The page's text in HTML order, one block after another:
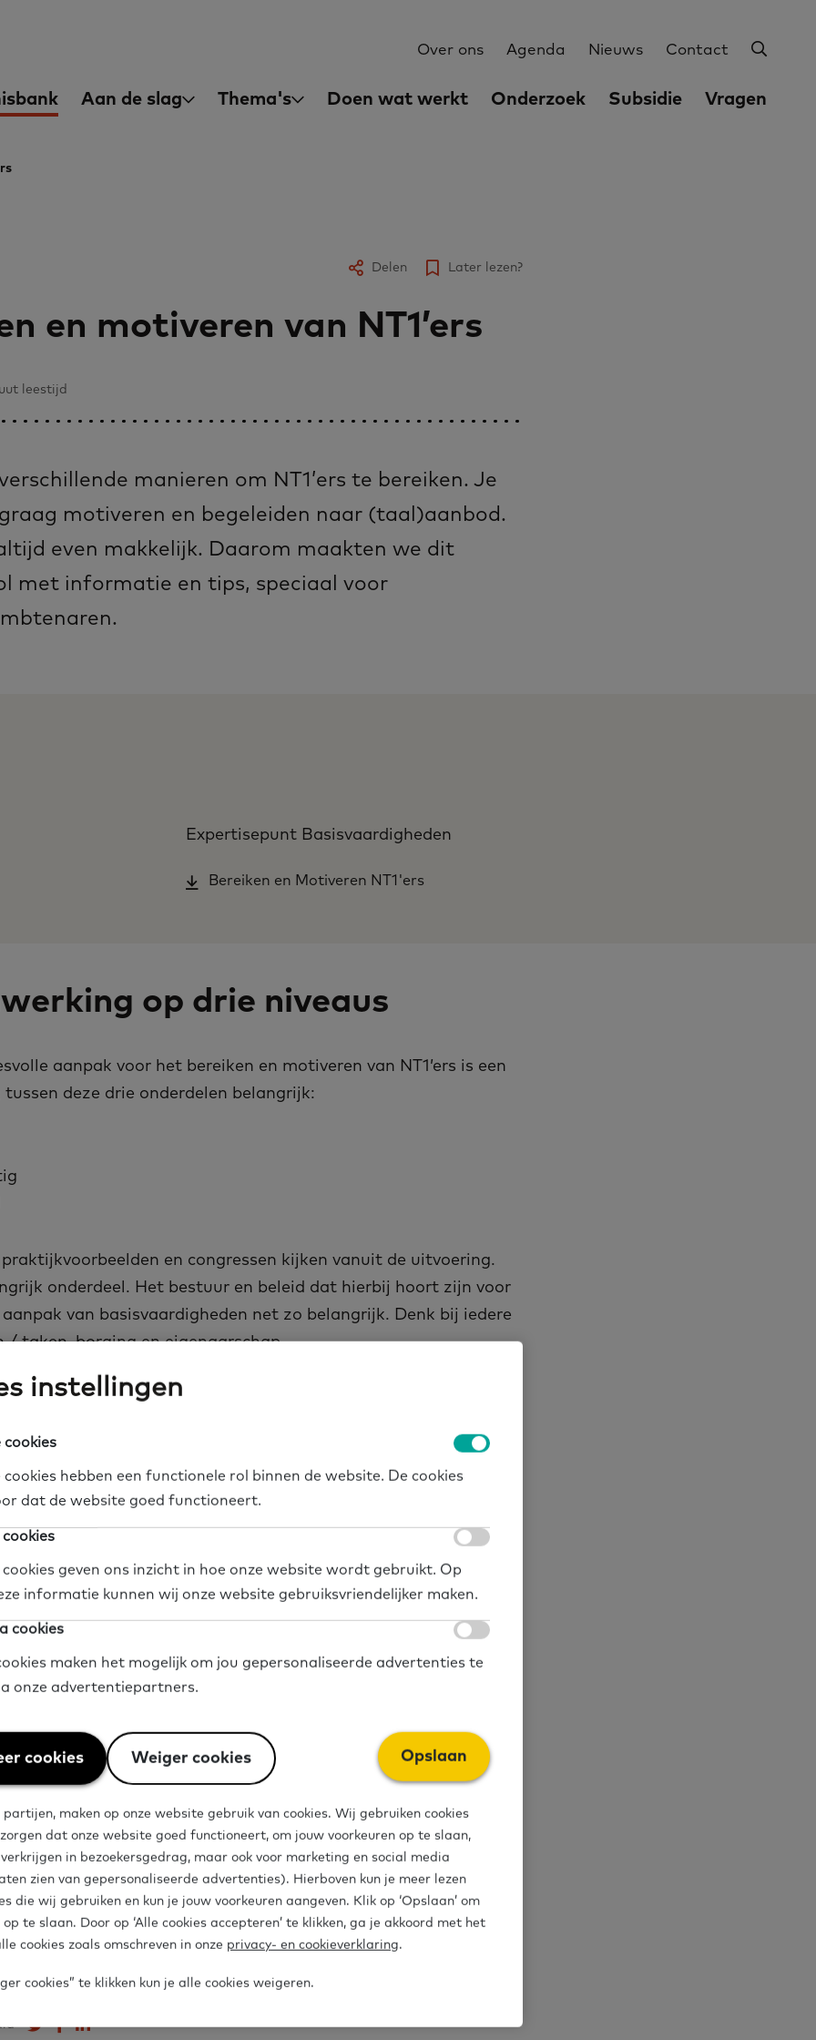
Utilities
Over ons Agenda Nieuws Contact
Aan de slag Thema's Doen wat werkt Onderzoek Subsidie Vragen
Delen Later lezen?
en motiveren van NT1’ers
leestijd
manieren om NT1’ers te bereiken. Je
motiveren en begeleiden naar (taal)aanbod.
even makkelijk. Daarom maakten we dit
met informatie en tips, speciaal voor
Expertisepunt Basisvaardigheden
Bereiken en Motiveren NT1'ers
op drie niveaus
aanpak voor het bereiken en motiveren van NT1’ers is een
deze drie onderdelen belangrijk:
en congressen kijken vanuit de uitvoering.
onderdeel. Het bestuur en beleid dat hierbij hoort zijn voor
van basisvaardigheden net zo belangrijk. Denk bij iedere
/ taken, borging en eigenaarschap.
en motiveren van NT1'ers (PDF, 156KB)
professionals
die veel NT1’ers tegenkomen in het werkveld,
Hoe bereik je mensen die moeite
en schrijven
gemaakt.
input
delen we graag kennis over basisvaardigheden van anderen.
aanvullingen over deze publicaties? Laat van je horen! Je kunt
info@basisvaardigheden.nlof onzeVraagbaak .
Deel op Twitter
Deel op Facebook
Deel op LinkedIn
instellingen
cookies
cookies hebben een functionele rol binnen de website. De cookies
dat de website goed functioneert.
geven ons inzicht in hoe onze website wordt gebruikt. Op
informatie kunnen wij onze website gebruiksvriendelijker maken.
cookies
maken het mogelijk om jou gepersonaliseerde advertenties te
onze advertentiepartners.
cookies Weiger cookies Opslaan
maken op onze website gebruik van cookies. Wij gebruiken cookies
dat onze website goed functioneert, om jouw voorkeuren op te slaan,
in bezoekersgedrag, maar ook voor marketing en social media
zien van gepersonaliseerde advertenties). Hierboven kun je meer lezen
die wij gebruiken en kun je jouw voorkeuren aangeven. Klik op ‘Opslaan’ om
op te slaan. Door op ‘Alle cookies accepteren’ te klikken, ga je akkoord met het
cookies zoals omschreven in onze privacy- en cookieverklaring.
cookies” te klikken kun je alle cookies weigeren.